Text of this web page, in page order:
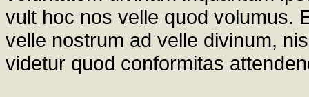
vult hoc nos velle quod volumus.
velle nostrum ad velle divinum,
videtur quod conformitas